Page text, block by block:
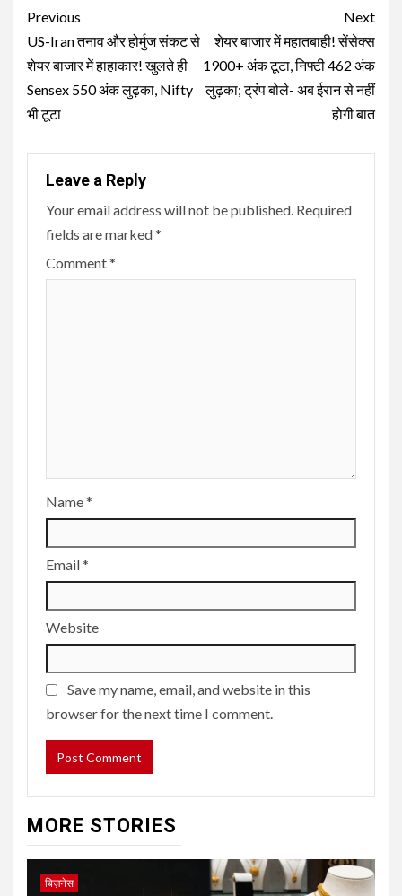
Continue
Reading
Previous
US-Iran तनाव और होर्मुज संकट से
शेयर बाजार में हाहाकार! खुलते ही
Sensex 550 अंक लुढ़का, Nifty
भी टूटा
Next
शेयर बाजार में महातबाही! सेंसेक्स
1900+ अंक टूटा, निफ्टी 462 अंक
लुढ़का; ट्रंप बोले- अब ईरान से नहीं
होगी बात
Leave a Reply
Your email address will not be published. Required
fields are marked*
Comment*
Name*
Email*
Website
Save my name, email, and website in this
browser for the next time I comment.
MORE STORIES
बिज़नेस